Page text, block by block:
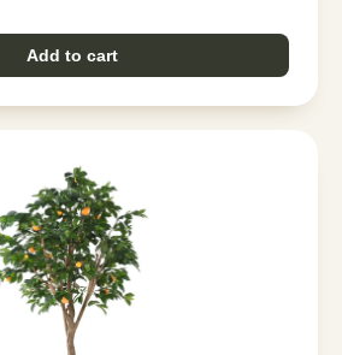
Add to cart